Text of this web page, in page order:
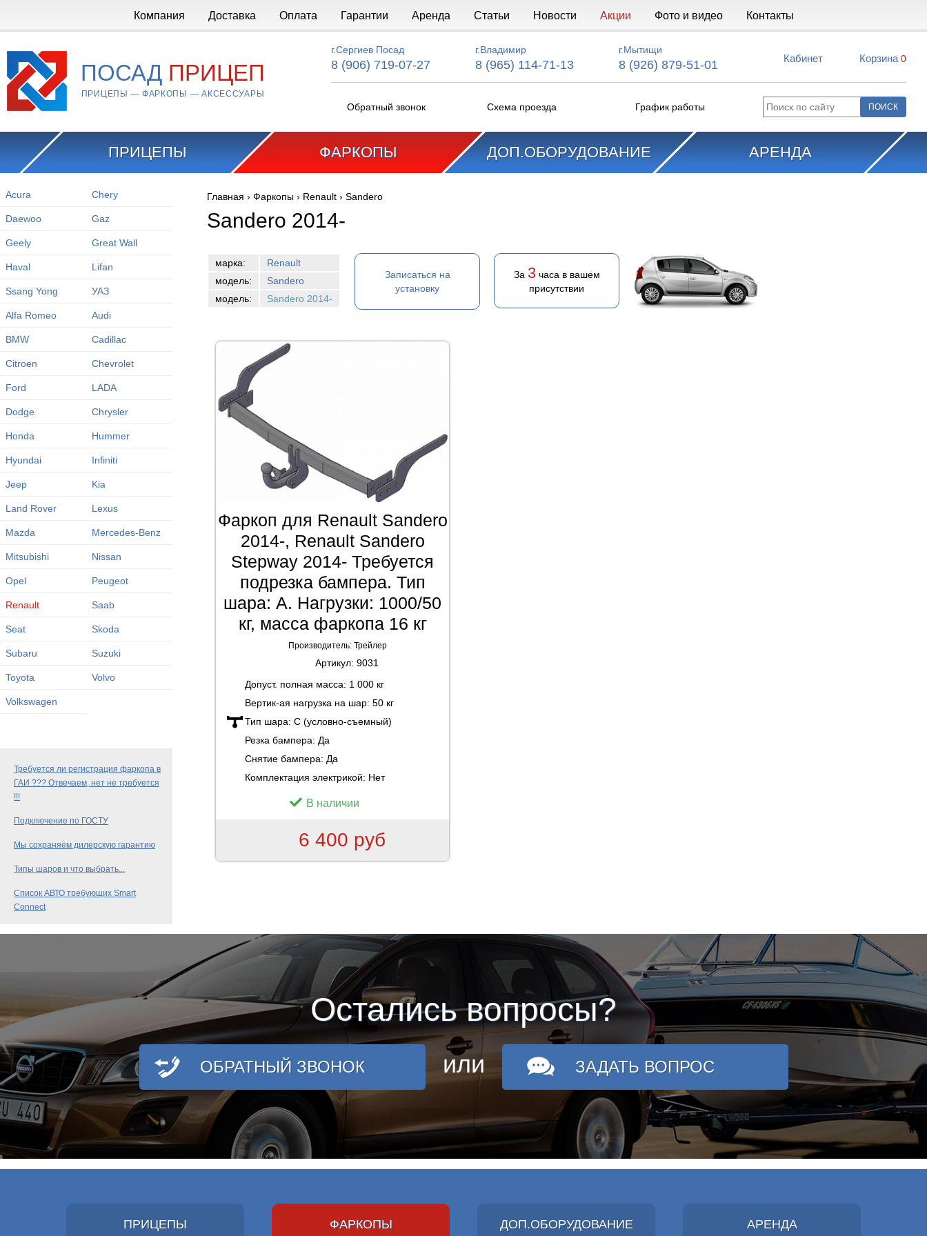
Компания Доставка Оплата Гарантии Аренда Статьи Новости Акции Фото и видео Контакты
ПОСАД ПРИЦЕП
ПРИЦЕПЫ — ФАРКОПЫ — АКСЕССУАРЫ
г.Сергиев Посад
8 (906) 719-07-27
г.Владимир
8 (965) 114-71-13
г.Мытищи
8 (926) 879-51-01 Кабинет Корзина 0
Обратный звонок Схема проезда График работы
ПРИЦЕПЫ ФАРКОПЫ ДОП.ОБОРУДОВАНИЕ АРЕНДА
Acura Chery
Daewoo Gaz
Geely Great Wall
Haval Lifan
Ssang Yong УАЗ
Alfa Romeo Audi
BMW Cadillac
Citroen Chevrolet
Ford LADA
Dodge Chrysler
Honda Hummer
Hyundai Infiniti
Jeep Kia
Land Rover Lexus
Mazda Mercedes-Benz
Mitsubishi Nissan
Opel Peugeot
Renault Saab
Seat Skoda
Subaru Suzuki
Toyota Volvo
Volkswagen
Требуется ли регистрация фаркопа в
ГАИ ??? Отвечаем, нет не требуется
!!!
Подключение по ГОСТУ
Мы сохраняем дилерскую гарантию
Типы шаров и что выбрать...
Список АВТО требующих Smart
Connect
Вы здесь
Главная › Фаркопы › Renault › Sandero
Sandero 2014-
марка:
Renault
модель:
Sandero
модель:
Sandero 2014-
Записаться на
установку
За 3часа в вашем
присутствии
Фаркоп для Renault Sandero
2014-, Renault Sandero
Stepway 2014- Требуется
подрезка бампера. Тип
шара: A. Нагрузки: 1000/50
кг, масса фаркопа 16 кг
Производитель: Трейлер
Артикул: 9031
Допуст. полная масса: 1 000 кг
Вертик-ая нагрузка на шар: 50 кг
Тип шара: C (условно-съемный)
Резка бампера: Да
Снятие бампера: Да
Комплектация электрикой: Нет
В наличии
6 400 руб
Остались вопросы?
ОБРАТНЫЙ ЗВОНОК или ЗАДАТЬ ВОПРОС
ПРИЦЕПЫ ФАРКОПЫ ДОП.ОБОРУДОВАНИЕ АРЕНДА